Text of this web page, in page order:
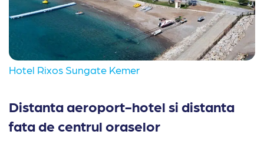
Hotel Rixos Sungate Kemer
Distanta aeroport-hotel si distanta
fata de centrul oraselor